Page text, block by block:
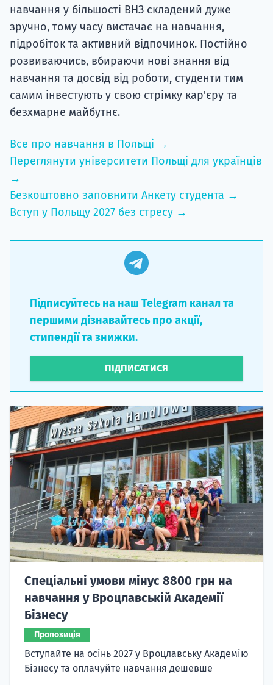
навчання у більшості ВНЗ складений дуже
зручно, тому часу вистачає на навчання,
підробіток та активний відпочинок. Постійно
розвиваючись, вбираючи нові знання від
навчання та досвід від роботи, студенти тим
самим інвестують у свою стрімку кар'єру та
безхмарне майбутнє.
Все про навчання в Польщі →
Переглянути університети Польщі для українців
→
Безкоштовно заповнити Анкету студента →
Вступ у Польщу 2027 без стресу →
Підписуйтесь на наш Telegram канал та
першими дізнавайтесь про акції,
стипендії та знижки.
ПІДПИСАТИСЯ
Спеціальні умови мінус 8800 грн на
навчання у Вроцлавській Академії
Бізнесу
Пропозиція
Вступайте на осінь 2027 у Вроцлавську Академію
Бізнесу та оплачуйте навчання дешевше